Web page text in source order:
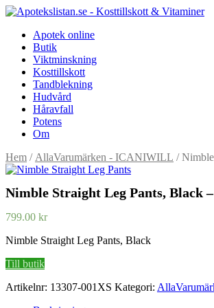
Apotek online
Butik
Viktminskning
Kosttillskott
Tandblekning
Hudvård
Håravfall
Potens
Om
Hem / AllaVarumärken - ICANIWILL /
Nimble Straight Leg Pants, Black
799.00 kr
Nimble Straight Leg Pants, Black
Till butik
Artikelnr: 13307-001XS Kategori: